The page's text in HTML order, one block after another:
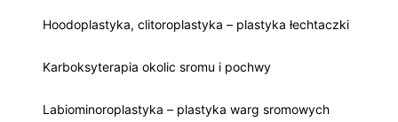
Hoodoplastyka, clitoroplastyka – plastyka łechtaczki
Karboksyterapia okolic sromu i pochwy
Labiominoroplastyka – plastyka warg sromowych